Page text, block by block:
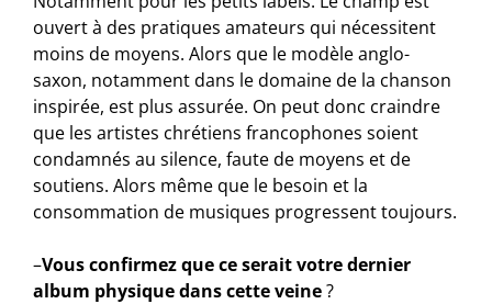
ouvert à des pratiques amateurs qui nécessitent
moins de moyens. Alors que le modèle anglo-
saxon, notamment dans le domaine de la chanson
inspirée, est plus assurée. On peut donc craindre
que les artistes chrétiens francophones soient
condamnés au silence, faute de moyens et de
soutiens. Alors même que le besoin et la
consommation de musiques progressent toujours.
–Vous confirmez que ce serait votre dernier
album physique dans cette veine?